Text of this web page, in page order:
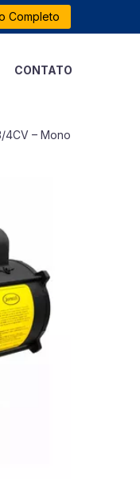
Completo
CONTATO
4CV – Mono